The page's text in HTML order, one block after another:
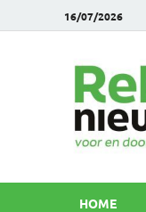
16/07/2026
HOME